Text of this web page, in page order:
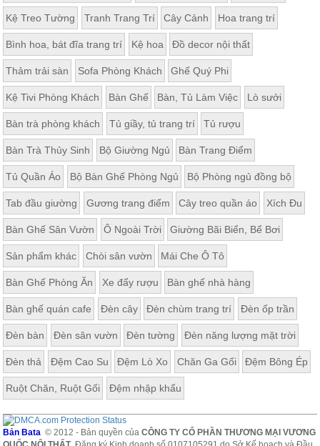
Kệ Treo Tường Tranh Trang Trí Cây Cảnh Hoa trang trí
Bình hoa, bát đĩa trang trí Kệ hoa Đồ decor nội thất
Thảm trải sàn Sofa Phòng Khách Ghế Quý Phi
Kệ Tivi Phòng Khách Bàn Ghế Bàn, Tủ Làm Việc Lò sưởi
Bàn trà phòng khách Tủ giầy, tủ trang trí Tủ rượu
Bàn Trà Thủy Sinh Bộ Giường Ngủ Bàn Trang Điểm
Tủ Quần Áo Bộ Bàn Ghế Phòng Ngủ Bộ Phòng ngủ đồng bộ
Tab đầu giường Gương trang điểm Cây treo quần áo Xích Đu
Bàn Ghế Sân Vườn Ô Ngoài Trời Giường Bãi Biển, Bể Bơi
Sản phẩm khác Chòi sân vườn Mái Che Ô Tô
Bàn Ghế Phòng Ăn Xe đẩy rượu Bàn ghế nhà hàng
Bàn ghế quán cafe Đèn cây Đèn chùm trang trí Đèn ốp trần
Đèn bàn Đèn sân vườn Đèn tường Đèn năng lượng mặt trời
Đèn thả Đệm Cao Su Đệm Lò Xo Chăn Ga Gối Đệm Bông Ép
Ruột Chăn, Ruột Gối Đệm nhập khẩu
Bản Bata © 2012 - Bản quyền củaCÔNG TY CỔ PHẦN THƯƠNG MẠI VƯƠNG